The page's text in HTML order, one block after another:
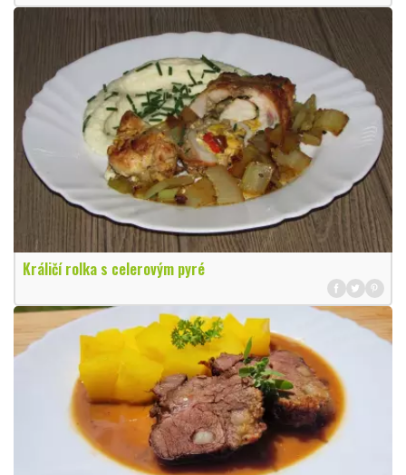
Králičí rolka s celerovým pyré